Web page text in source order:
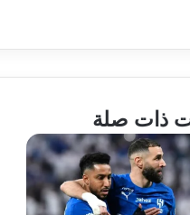
ذات صلة